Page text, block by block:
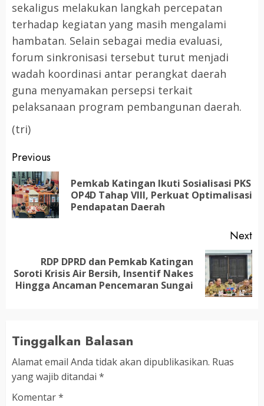
sekaligus melakukan langkah percepatan
terhadap kegiatan yang masih mengalami
hambatan. Selain sebagai media evaluasi,
forum sinkronisasi tersebut turut menjadi
wadah koordinasi antar perangkat daerah
guna menyamakan persepsi terkait
pelaksanaan program pembangunan daerah.
(tri)
Post
navigation
Previous
Pemkab Katingan Ikuti Sosialisasi PKS
OP4D Tahap VIII, Perkuat Optimalisasi
Pendapatan Daerah
Next
Next
post:
RDP DPRD dan Pemkab Katingan
Soroti Krisis Air Bersih, Insentif Nakes
Hingga Ancaman Pencemaran Sungai
Tinggalkan Balasan
Alamat email Anda tidak akan dipublikasikan. Ruas
yang wajib ditandai *
Komentar*